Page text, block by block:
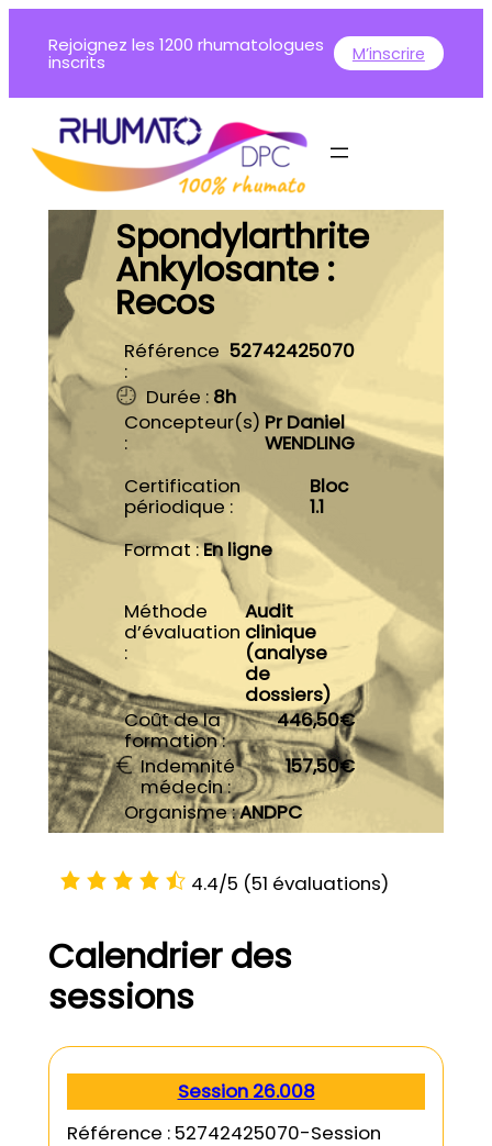
Rejoignez les 1200 rhumatologues
inscrits M’inscrire
Spondylarthrite
Ankylosante :
Recos
Référence
:
52742425070
Durée : 8h
Concepteur(s)
:
Pr Daniel
WENDLING
Certification
périodique :
Bloc
1.1
Format :En ligne
Méthode
d’évaluation
:
Audit
clinique
(analyse
de
dossiers)
Coût de la
formation :
446,50€
Indemnité
médecin :
157,50€
Organisme :ANDPC
4.4/5 (51 évaluations)
Calendrier des
sessions
Session 26.008
Référence : 52742425070-Session